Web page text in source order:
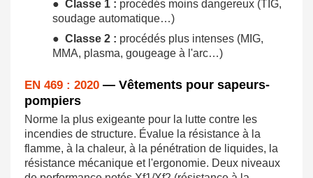
● Classe 1 : procédés moins dangereux (TIG,
soudage automatique…)
● Classe 2 : procédés plus intenses (MIG,
MMA, plasma, gougeage à l'arc…)
EN 469 : 2020 — Vêtements pour sapeurs-
pompiers
Norme la plus exigeante pour la lutte contre les
incendies de structure. Évalue la résistance à la
flamme, à la chaleur, à la pénétration de liquides, la
résistance mécanique et l'ergonomie. Deux niveaux